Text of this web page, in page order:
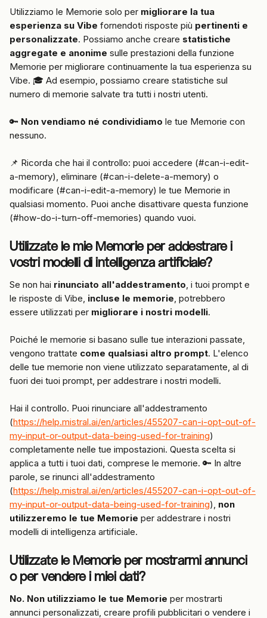
Utilizziamo le Memorie solo per migliorare la tua
esperienza su Vibe fornendoti risposte più pertinenti e
personalizzate. Possiamo anche creare statistiche
aggregate e anonime sulle prestazioni della funzione
Memorie per migliorare continuamente la tua esperienza su
Vibe. 🎓 Ad esempio, possiamo creare statistiche sul
numero di memorie salvate tra tutti i nostri utenti.
🔑 Non vendiamo né condividiamo le tue Memorie con
nessuno.
📌 Ricorda che hai il controllo: puoi accedere (#can-i-edit-
a-memory), eliminare (#can-i-delete-a-memory) o
modificare (#can-i-edit-a-memory) le tue Memorie in
qualsiasi momento. Puoi anche disattivare questa funzione
(#how-do-i-turn-off-memories) quando vuoi.
Utilizzate le mie Memorie per addestrare i
vostri modelli di intelligenza artificiale?
Se non hai rinunciato all'addestramento, i tuoi prompt e
le risposte di Vibe, incluse le memorie, potrebbero
essere utilizzati per migliorare i nostri modelli.
Poiché le memorie si basano sulle tue interazioni passate,
vengono trattate come qualsiasi altro prompt. L'elenco
delle tue memorie non viene utilizzato separatamente, al di
fuori dei tuoi prompt, per addestrare i nostri modelli.
Hai il controllo. Puoi rinunciare all'addestramento
(https://help.mistral.ai/en/articles/455207-can-i-opt-out-of-
my-input-or-output-data-being-used-for-training)
completamente nelle tue impostazioni. Questa scelta si
applica a tutti i tuoi dati, comprese le memorie. 🔑 In altre
parole, se rinunci all'addestramento
(https://help.mistral.ai/en/articles/455207-can-i-opt-out-of-
my-input-or-output-data-being-used-for-training), non
utilizzeremo le tue Memorie per addestrare i nostri
modelli di intelligenza artificiale.
Utilizzate le Memorie per mostrarmi annunci
o per vendere i miei dati?
No. Non utilizziamo le tue Memorie per mostrarti
annunci personalizzati, creare profili pubblicitari o vendere i